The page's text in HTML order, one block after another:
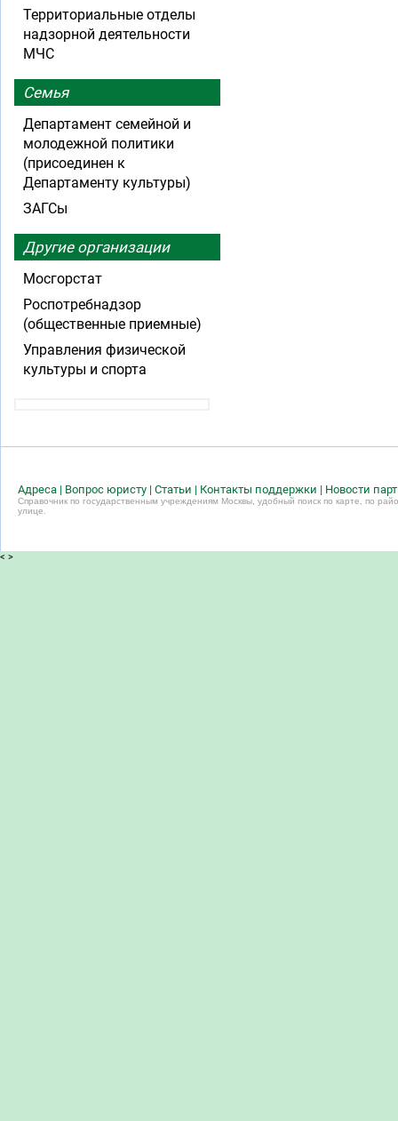
Территориальные отделы
надзорной деятельности
МЧС
Семья
Департамент семейной и
молодежной политики
(присоединен к
Департаменту культуры)
ЗАГСы
Другие организации
Мосгорстат
Роспотребнадзор
(общественные приемные)
Управления физической
культуры и спорта
Адреса | Вопрос юристу | Статьи | Контакты поддержки | Новости
Справочник по государственным учреждениям Москвы, удобный поиск по карте, по
улице.
< >